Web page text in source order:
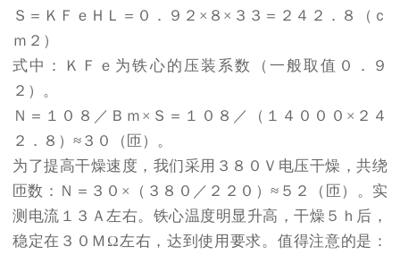
Ｓ＝ＫＦｅＨＬ＝０．９２×８×３３＝２４２．８（ｃ
ｍ２）
式中：ＫＦｅ为铁心的压装系数（一般取值０．９
２）。
Ｎ＝１０８／Ｂｍ×Ｓ＝１０８／（１４０００×２４
２．８）≈３０（匝）。
为了提高干燥速度，我们采用３８０Ｖ电压干燥，共绕
匝数：Ｎ＝３０×（３８０／２２０）≈５２（匝）。实
测电流１３Ａ左右。铁心温度明显升高，干燥５ｈ后，
稳定在３０ＭΩ左右，达到使用要求。值得注意的是：